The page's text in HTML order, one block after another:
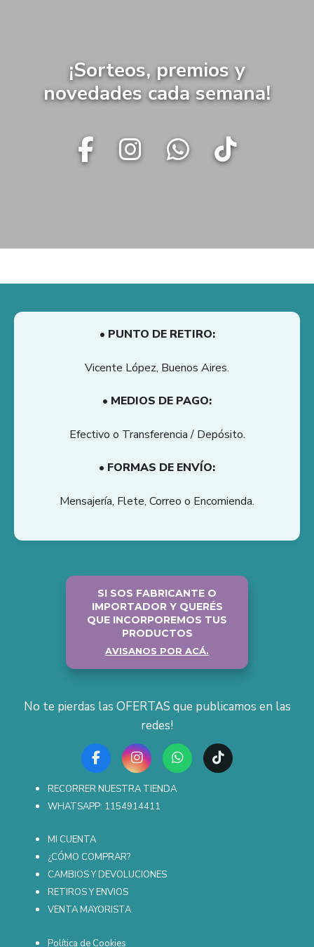
¡Sorteos, premios y
novedades cada semana!
• PUNTO DE RETIRO:
Vicente López, Buenos Aires.
• MEDIOS DE PAGO:
Efectivo o Transferencia / Depósito.
• FORMAS DE ENVÍO:
Mensajería, Flete, Correo o Encomienda.
SI SOS FABRICANTE O
IMPORTADOR Y QUERÉS
QUE INCORPOREMOS TUS
PRODUCTOS
AVISANOS POR ACÁ.
No te pierdas las OFERTAS que publicamos en las
redes!
RECORRER NUESTRA TIENDA
WHATSAPP: 1154914411
MI CUENTA
¿CÓMO COMPRAR?
CAMBIOS Y DEVOLUCIONES
RETIROS Y ENVIOS
VENTA MAYORISTA
Política de Cookies